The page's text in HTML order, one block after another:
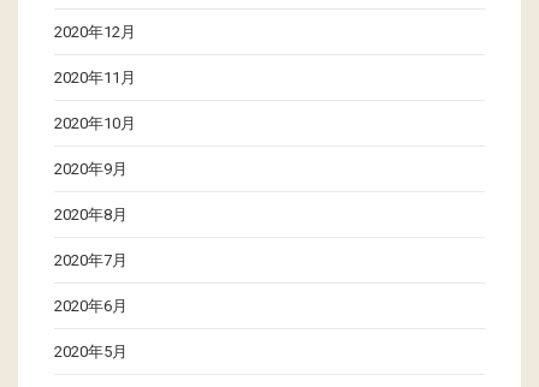
2020年12月
2020年11月
2020年10月
2020年9月
2020年8月
2020年7月
2020年6月
2020年5月